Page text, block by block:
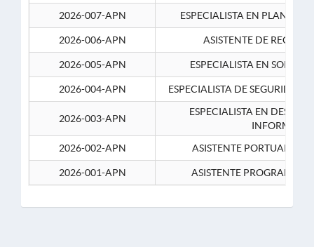
2026-007-APN ESPECIALISTA EN
2026-006-APN ASISTENTE DE
2026-005-APN ESPECIALISTA EN
2026-004-APN ESPECIALISTA DE SEGURIDAD
2026-003-APN
ESPECIALISTA EN
2026-002-APN
ASISTENTE PORTUARIO 2-
2026-001-APN ASISTENTE